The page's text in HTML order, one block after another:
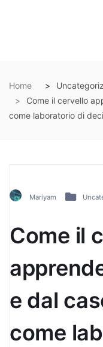
Home
Come il cervello
come laboratorio di
Mariyam
Come il
e dal
come